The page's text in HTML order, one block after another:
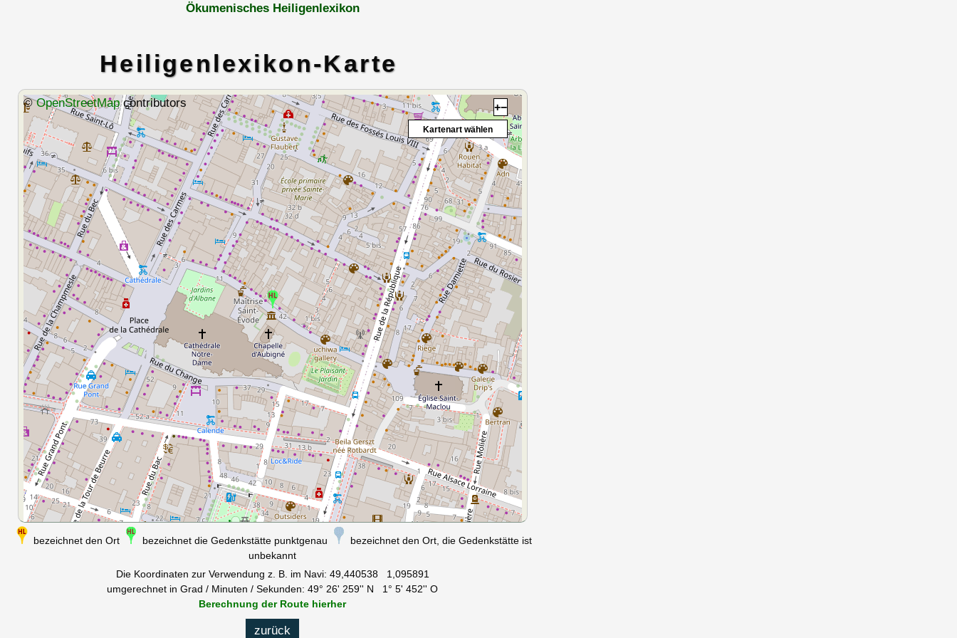
Ökumenisches Heiligenlexikon
Heiligenlexikon-Karte
+−
©OpenStreetMapcontributors
Kartenart wählen
bezeichnet den Ort bezeichnet die Gedenkstätte punktgenau
bezeichnet den Ort, die Gedenkstätte ist
unbekannt
Die Koordinaten zur Verwendung z. B. im Navi: 49,440538 1,095891
umgerechnet in Grad / Minuten / Sekunden: 49° 26' 259'' N 1° 5' 452'' O
Berechnung der Route hierher